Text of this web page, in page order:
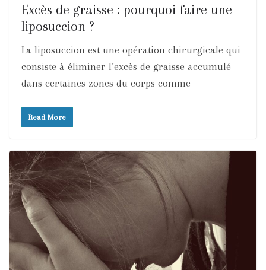
Excès de graisse : pourquoi faire une
liposuccion ?
La liposuccion est une opération chirurgicale qui
consiste à éliminer l’excès de graisse accumulé
dans certaines zones du corps comme
Read More